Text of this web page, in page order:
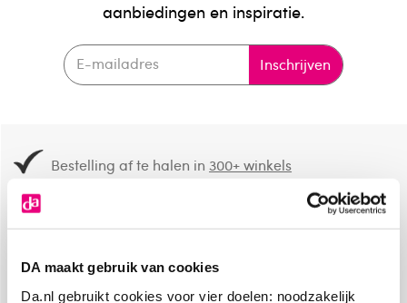
DA maakt gebruik van cookies
Da.nl gebruikt cookies voor vier doelen: noodzakelijk
aanbiedingen en inspiratie.
Inschrijven
Bestelling af te halen in300+ winkels
8.6 uit4.106 reviews